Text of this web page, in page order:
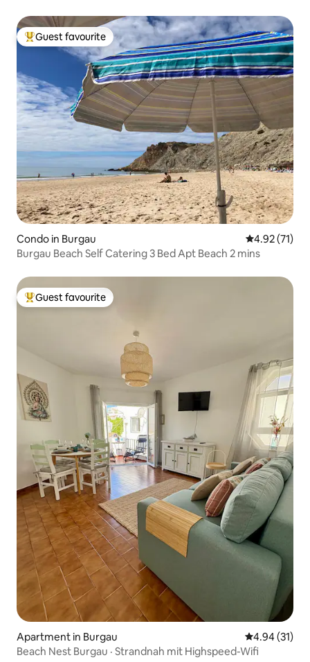
Top guest favourite
Guest favourite
Condo in Burgau 4.92 out of 5
4.92 (71)
Burgau Beach Self Catering 3 Bed Apt Beach 2 mins
Top guest favourite
Guest favourite
Apartment in Burgau 4.94 out of 5
4.94 (31)
Beach Nest Burgau · Strandnah mit Highspeed-Wifi